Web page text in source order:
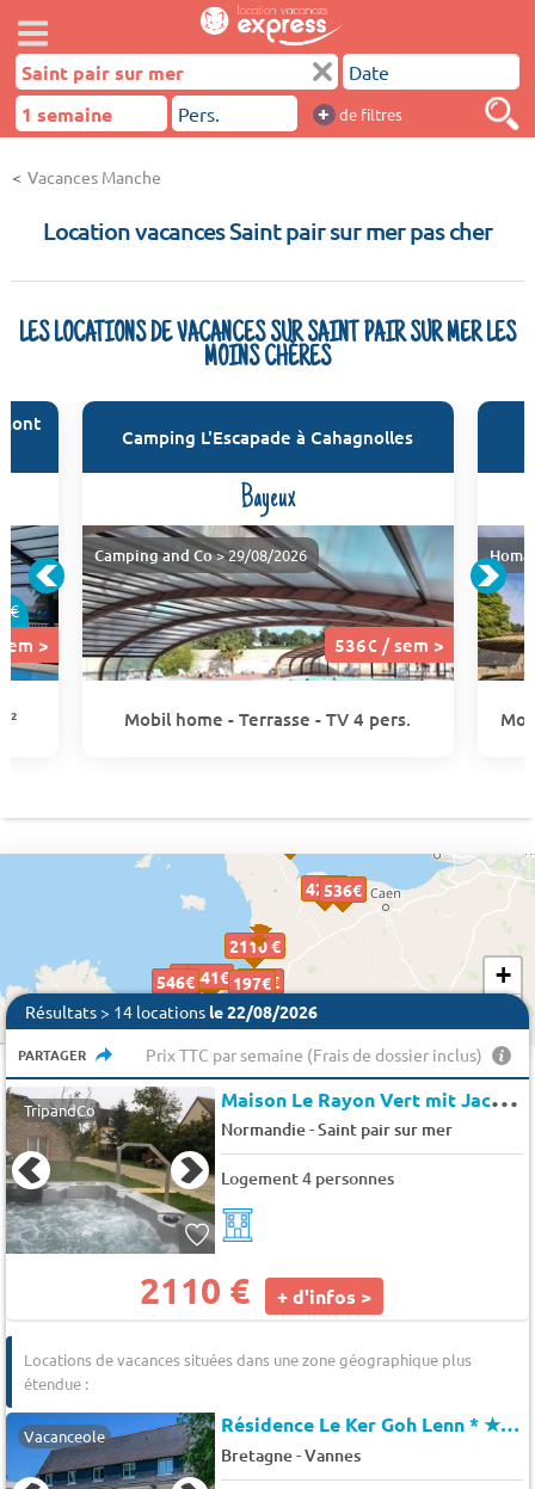
+ de filtres
Vacances Manche
Location vacances Saint pair sur mer pas cher
LES LOCATIONS DE VACANCES SUR SAINT PAIR SUR MER LES
MOINS CHÈRES
>
Camping L'Escapade à Cahagnolles
Bayeux
536€ / sem >
Camping and Co> 29/08/2026
Mobil home - Terrasse - TV 4 pers.
2110 €
197€
536€
451€
421€
318€
527€
546€441€ 197€
536€
451€
421€
318€
527€
546€441€ 197€
+
Résultats > 14 locations le 22/08/2026
PARTAGER Prix TTC par semaine (Frais de dossier inclus)
TripandCo M
aison Le Rayon Vert mit Jacuzzi
Normandie-Saint pair sur mer
Logement 4 personnes
2110 € + d'infos >
Locations de vacances situées dans une zone géographique plus
étendue :
Vacanceole Résidence Le Ker Goh Lenn *★★★
Bretagne-Vannes